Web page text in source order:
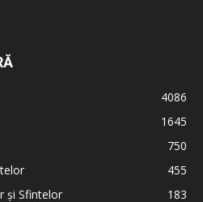
4086
1645
750
455
și Sfintelor
183